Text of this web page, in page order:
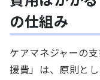
の仕組み
ケアマネジャーの
援費」は、原則と